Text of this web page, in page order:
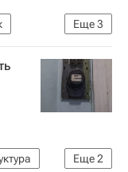
Еще3
Еще2